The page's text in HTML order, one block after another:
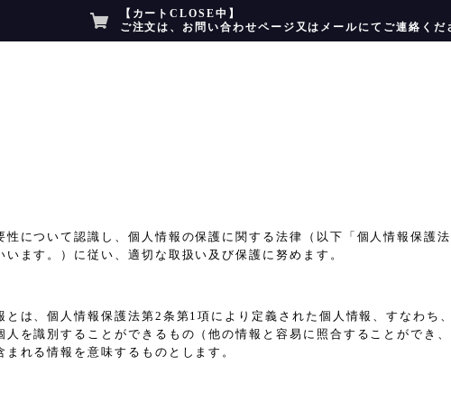
【カートCLOSE中】
ご注文は、お問い合わせページ又はメールにてご連絡くだ
について認識し、個人情報の保護に関する法律（以下「個人情報保護
ます。）に従い、適切な取扱い及び保護に努めます。
は、個人情報保護法第2条第1項により定義された個人情報、すなわち
を識別することができるもの（他の情報と容易に照合することができ
れる情報を意味するものとします。